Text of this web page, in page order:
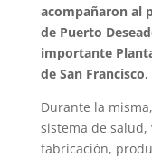
acompañaron al
de Puerto
importante
de San
Durante la
sistema de salud,
fabricación,